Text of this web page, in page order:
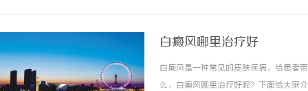
白癜风哪里治疗好
白癜风是一种常见的皮肤疾病，给患者
么，白癜风哪里治疗好呢？下面给大家